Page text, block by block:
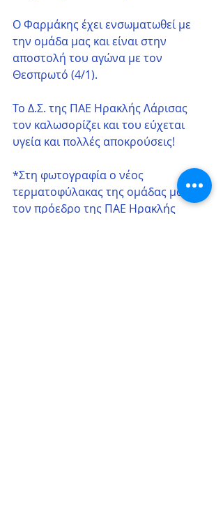
Ο Φαρμάκης έχει ενσωματωθεί με
την ομάδα μας και είναι στην
αποστολή του αγώνα με τον
Θεσπρωτό (4/1).
Το Δ.Σ. της ΠΑΕ Ηρακλής Λάρισας
τον καλωσορίζει και του εύχεται
υγεία και πολλές αποκρούσεις!
*Στη φωτογραφία ο νέος
τερματοφύλακας της ομάδας μας, με
τον πρόεδρο της ΠΑΕ Ηρακλής